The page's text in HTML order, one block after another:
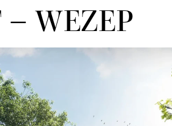
– WEZEP